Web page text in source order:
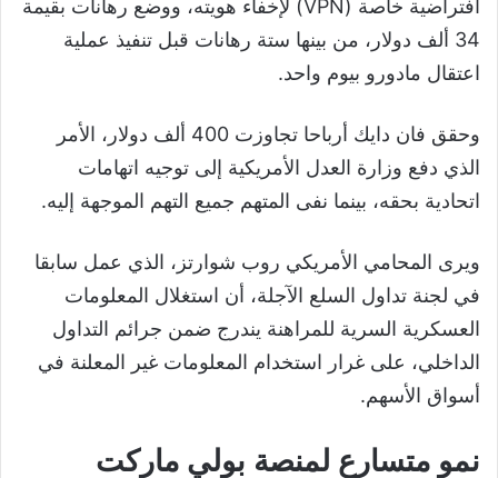
افتراضية خاصة (VPN) لإخفاء هويته، ووضع رهانات بقيمة
34 ألف دولار، من بينها ستة رهانات قبل تنفيذ عملية
اعتقال مادورو بيوم واحد.
وحقق فان دايك أرباحا تجاوزت 400 ألف دولار، الأمر
الذي دفع وزارة العدل الأمريكية إلى توجيه اتهامات
اتحادية بحقه، بينما نفى المتهم جميع التهم الموجهة إليه.
ويرى المحامي الأمريكي روب شوارتز، الذي عمل سابقا
في لجنة تداول السلع الآجلة، أن استغلال المعلومات
العسكرية السرية للمراهنة يندرج ضمن جرائم التداول
الداخلي، على غرار استخدام المعلومات غير المعلنة في
أسواق الأسهم.
نمو متسارع لمنصة بولي ماركت